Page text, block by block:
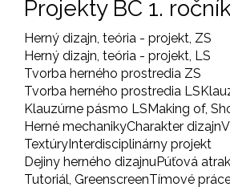
Projekty BC 1.
Herný dizajn, teória - projekt, ZS
Herný dizajn, teória - projekt, LS
Tvorba herného prostredia ZS
Tvorba herného prostredia LS
Klauzúrne pásmo LSMaking of,
Herné mechanikyCharakter dizajn
TextúryInterdisciplinárny projekt
Dejiny herného dizajnuPúťová
Tutoriál, GreenscreenTímové